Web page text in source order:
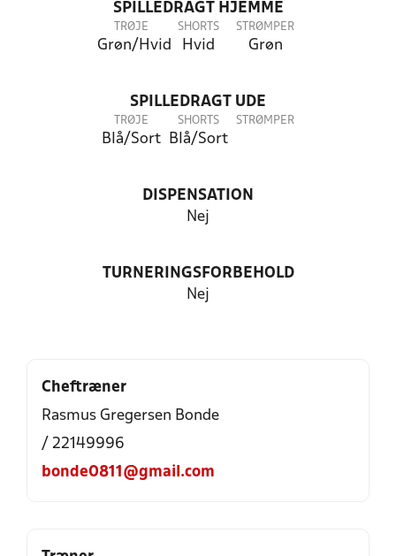
SPILLEDRAGT HJEMME
TRØJE
Grøn/Hvid
SHORTS
Hvid
STRØMPER
Grøn
SPILLEDRAGT UDE
TRØJE
Blå/Sort
SHORTS
Blå/Sort
STRØMPER
DISPENSATION
Nej
TURNERINGSFORBEHOLD
Nej
Cheftræner
Rasmus Gregersen Bonde
/ 22149996
bonde0811@gmail.com